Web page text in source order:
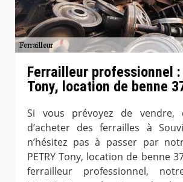
Ferrailleur professionnel :
Tony, location de benne
Si vous prévoyez de vendre,
d’acheter des ferrailles à
n’hésitez pas à passer par
PETRY Tony, location de benne
ferrailleur professionnel,